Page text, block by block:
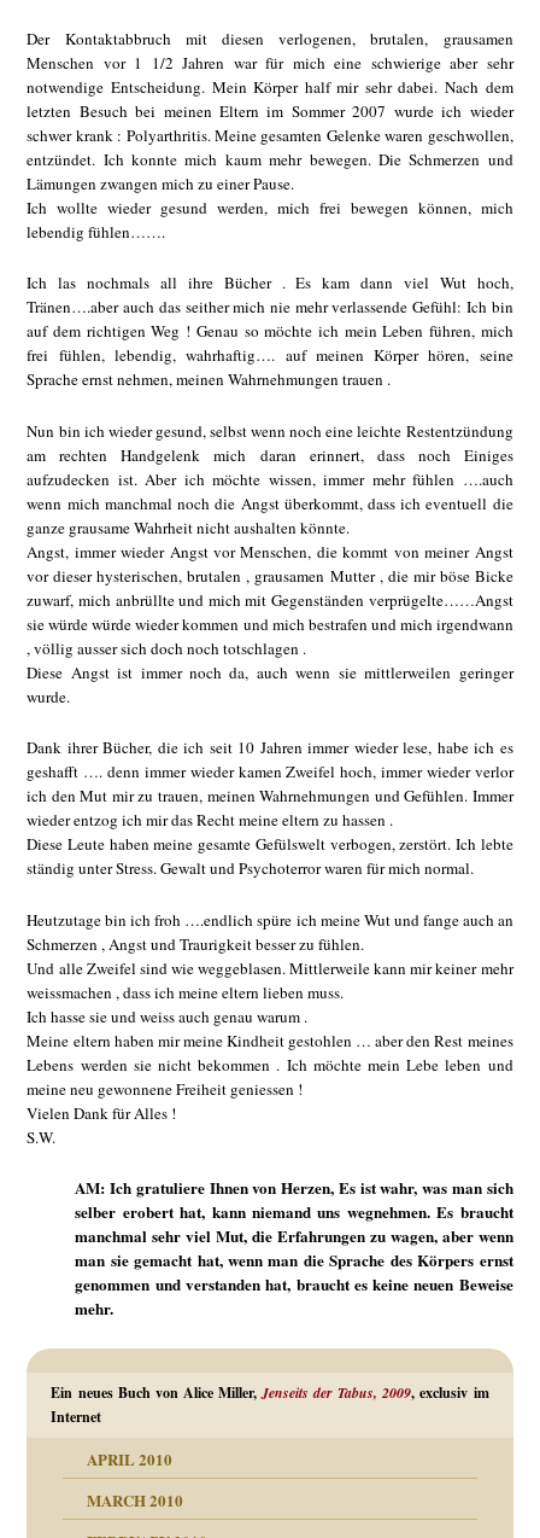
Der Kontaktabbruch mit diesen verlogenen, brutalen, grausamen
Menschen vor 1 1/2 Jahren war für mich eine schwierige aber sehr
notwendige Entscheidung. Mein Körper half mir sehr dabei. Nach dem
letzten Besuch bei meinen Eltern im Sommer 2007 wurde ich wieder
schwer krank : Polyarthritis. Meine gesamten Gelenke waren geschwollen,
entzündet. Ich konnte mich kaum mehr bewegen. Die Schmerzen und
Lämungen zwangen mich zu einer Pause.
Ich wollte wieder gesund werden, mich frei bewegen können, mich
lebendig fühlen…….
Ich las nochmals all ihre Bücher . Es kam dann viel Wut hoch,
Tränen….aber auch das seither mich nie mehr verlassende Gefühl: Ich bin
auf dem richtigen Weg ! Genau so möchte ich mein Leben führen, mich
frei fühlen, lebendig, wahrhaftig…. auf meinen Körper hören, seine
Sprache ernst nehmen, meinen Wahrnehmungen trauen .
Nun bin ich wieder gesund, selbst wenn noch eine leichte Restentzündung
am rechten Handgelenk mich daran erinnert, dass noch Einiges
aufzudecken ist. Aber ich möchte wissen, immer mehr fühlen ….auch
wenn mich manchmal noch die Angst überkommt, dass ich eventuell die
ganze grausame Wahrheit nicht aushalten könnte.
Angst, immer wieder Angst vor Menschen, die kommt von meiner Angst
vor dieser hysterischen, brutalen , grausamen Mutter , die mir böse Bicke
zuwarf, mich anbrüllte und mich mit Gegenständen verprügelte……Angst
sie würde würde wieder kommen und mich bestrafen und mich irgendwann
, völlig ausser sich doch noch totschlagen .
Diese Angst ist immer noch da, auch wenn sie mittlerweilen geringer
wurde.
Dank ihrer Bücher, die ich seit 10 Jahren immer wieder lese, habe ich es
geshafft …. denn immer wieder kamen Zweifel hoch, immer wieder verlor
ich den Mut mir zu trauen, meinen Wahrnehmungen und Gefühlen. Immer
wieder entzog ich mir das Recht meine eltern zu hassen .
Diese Leute haben meine gesamte Gefülswelt verbogen, zerstört. Ich lebte
ständig unter Stress. Gewalt und Psychoterror waren für mich normal.
Heutzutage bin ich froh ….endlich spüre ich meine Wut und fange auch an
Schmerzen , Angst und Traurigkeit besser zu fühlen.
Und alle Zweifel sind wie weggeblasen. Mittlerweile kann mir keiner mehr
weissmachen , dass ich meine eltern lieben muss.
Ich hasse sie und weiss auch genau warum .
Meine eltern haben mir meine Kindheit gestohlen … aber den Rest meines
Lebens werden sie nicht bekommen . Ich möchte mein Lebe leben und
meine neu gewonnene Freiheit geniessen !
Vielen Dank für Alles !
S.W.
AM: Ich gratuliere Ihnen von Herzen, Es ist wahr, was man sich
selber erobert hat, kann niemand uns wegnehmen. Es braucht
manchmal sehr viel Mut, die Erfahrungen zu wagen, aber wenn
man sie gemacht hat, wenn man die Sprache des Körpers ernst
genommen und verstanden hat, braucht es keine neuen Beweise
mehr.
Ein neues Buch von Alice Miller,Jenseits der Tabus, 2009, exclusiv im
Internet
APRIL 2010
MARCH 2010